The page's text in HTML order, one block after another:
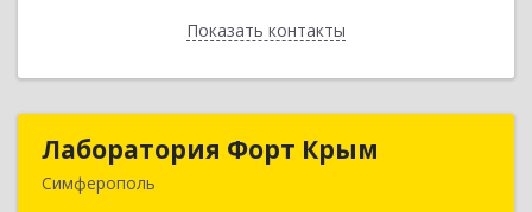
Показать контакты
Назад
Лаборатория Форт Крым
Симферополь
Лаборатория Форт Крым